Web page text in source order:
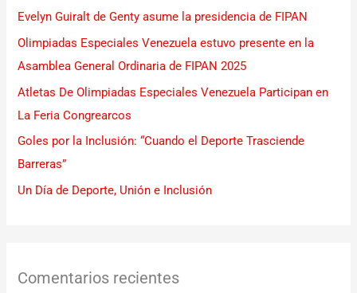
p
o
r
:
Evelyn Guiralt de Genty asume la presidencia de FIPAN
Olimpiadas Especiales Venezuela estuvo presente en la
Asamblea General Ordinaria de FIPAN 2025
Atletas De Olimpiadas Especiales Venezuela Participan en
La Feria Congrearcos
Goles por la Inclusión: “Cuando el Deporte Trasciende
Barreras”
Un Día de Deporte, Unión e Inclusión
Comentarios recientes